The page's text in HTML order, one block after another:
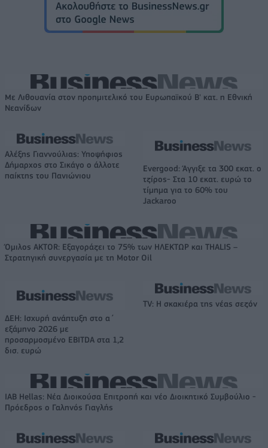
Με Λιθουανία στον προημιτελικό του Ευρωπαϊκού Β' κατ. η Εθνική
Νεανίδων
Αλέξης Γιαννούλιας: Υποψήφιος
Δήμαρχος στο Σικάγο ο άλλοτε
παίκτης του Πανιώνιου
Evergood: Άγγιξε τα 300 εκατ. ο
τζίρος- Στα 10 εκατ. ευρώ το
τίμημα για το 60% του
Jackaroo
Όμιλος AKTOR: Εξαγοράζει το 75% των ΗΛΕΚΤΩΡ και THALIS –
Στρατηγική συνεργασία με τη Motor Oil
ΔΕΗ: Ισχυρή ανάπτυξη στο α΄
εξάμηνο 2026 με
προσαρμοσμένο EBITDA στα 1,2
δισ. ευρώ
TV: Η σκακιέρα της νέας σεζόν
IAB Hellas: Νέα Διοικούσα Επιτροπή και νέο Διοικητικό Συμβούλιο -
Πρόεδρος ο Γαληνός Γιαγλής